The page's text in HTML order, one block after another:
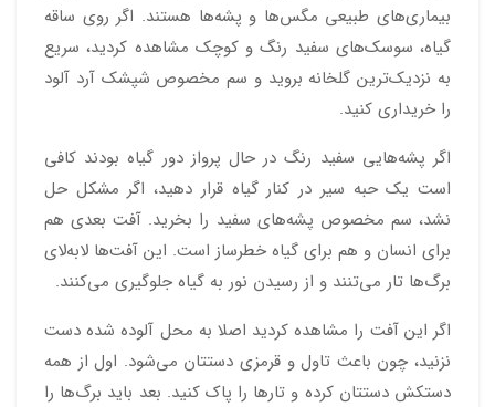
بیماری‌های طبیعی مگس‌ها و پشه‌ها هستند. اگر روی ساقه
گیاه، سوسک‌های سفید رنگ و کوچک مشاهده کردید، سریع
به نزدیک‌ترین گلخانه بروید و سم مخصوص شپشک آرد آلود
را خریداری کنید.
اگر پشه‌هایی سفید رنگ در حال پرواز دور گیاه بودند کافی
است یک حبه سیر در کنار گیاه قرار دهید، اگر مشکل حل
نشد، سم مخصوص پشه‌های سفید را بخرید. آفت بعدی هم
برای انسان و هم برای گیاه خطرساز است. این آفت‌ها لا‌به‌لای
برگ‌ها تار می‌تنند و از رسیدن نور به گیاه جلوگیری می‌کنند.
اگر این آفت را مشاهده کردید اصلا به محل آلوده شده دست
نزنید، چون باعث تاول و قرمزی دستتان می‌شود. اول از همه
دستکش دستتان کرده و تارها را پاک کنید. بعد باید برگ‌ها را